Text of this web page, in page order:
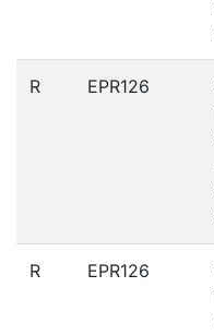
R EPR126
R EPR126